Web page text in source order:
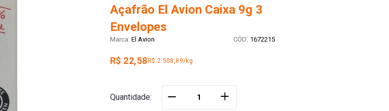
Açafrão El Avion Caixa 9g 3
Envelopes
El Avion : 1672215
R$ 22,58R$ 2.508,89/kg
Quantidade ＋